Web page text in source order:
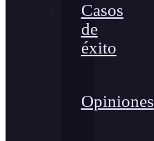
Casos
de
éxito
Opiniones